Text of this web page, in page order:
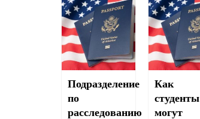
Подразделение
по
расследованию
Как
студенты
могут